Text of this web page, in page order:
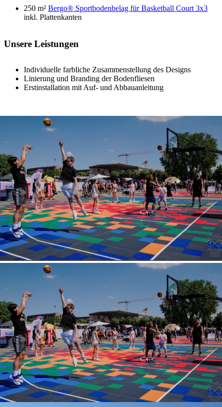
250 m² Bergo® Sportbodenbelag für Basketball Court 3x3
inkl. Plattenkanten
Unsere Leistungen
Individuelle farbliche Zusammenstellung des Designs
Linierung und Branding der Bodenfliesen
Erstinstallation mit Auf- und Abbauanleitung